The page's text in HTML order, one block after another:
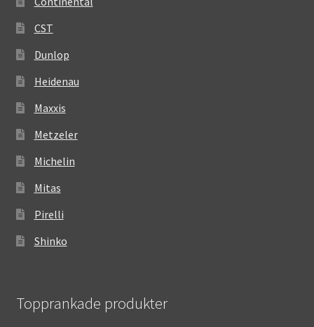
CST
Dunlop
Heidenau
Maxxis
Metzeler
Michelin
Mitas
Pirelli
Shinko
Topprankade produkter